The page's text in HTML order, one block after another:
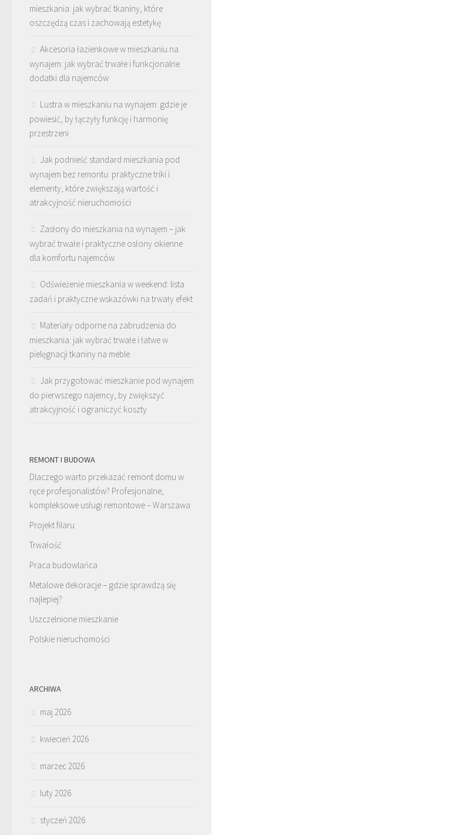
mieszkania: jak wybrać tkaniny, które
oszczędzą czas i zachowają estetykę
Akcesoria łazienkowe w mieszkaniu na
wynajem: jak wybrać trwałe i funkcjonalne
dodatki dla najemców
Lustra w mieszkaniu na wynajem: gdzie je
powiesić, by łączyły funkcję i harmonię
przestrzeni
Jak podnieść standard mieszkania pod
wynajem bez remontu: praktyczne triki i
elementy, które zwiększają wartość i
atrakcyjność nieruchomości
Zasłony do mieszkania na wynajem – jak
wybrać trwałe i praktyczne osłony okienne
dla komfortu najemców
Odświeżenie mieszkania w weekend: lista
zadań i praktyczne wskazówki na trwały efekt
Materiały odporne na zabrudzenia do
mieszkania: jak wybrać trwałe i łatwe w
pielęgnacji tkaniny na meble
Jak przygotować mieszkanie pod wynajem
do pierwszego najemcy, by zwiększyć
atrakcyjność i ograniczyć koszty
REMONT I BUDOWA
Dlaczego warto przekazać remont domu w
ręce profesjonalistów? Profesjonalne,
kompleksowe usługi remontowe – Warszawa
Projekt filaru
Trwałość
Praca budowlańca
Metalowe dekoracje – gdzie sprawdzą się
najlepiej?
Uszczelnione mieszkanie
Polskie nieruchomości
ARCHIWA
maj 2026
kwiecień 2026
marzec 2026
luty 2026
styczeń 2026